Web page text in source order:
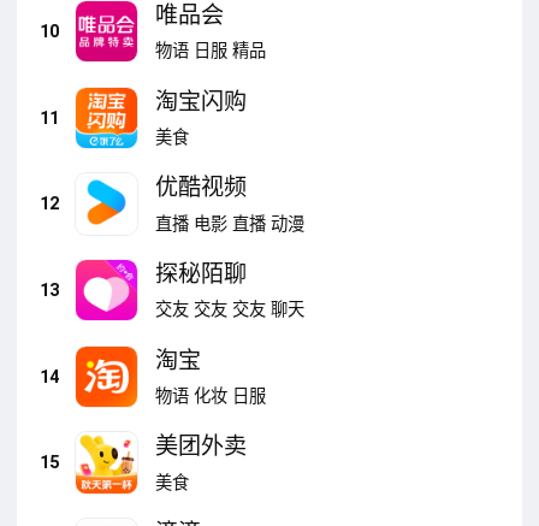
10
唯品会
物语 日服 精品
11
淘宝闪购
美食
12
优酷视频
直播 电影 直播 动漫
13
探秘陌聊
交友 交友 交友 聊天
14
淘宝
物语 化妆 日服
15
美团外卖
美食